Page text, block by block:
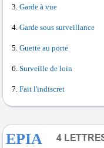
Garde à vue
Garde sous surveillance
Guette au porte
Surveille de loin
Fait l'indiscret
EPIA